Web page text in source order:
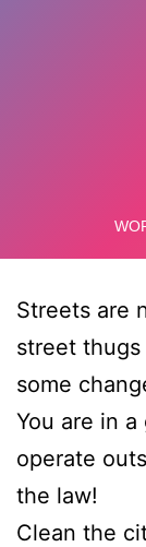
Streets are
street
some
You are in a
operate
the law!
Clean the